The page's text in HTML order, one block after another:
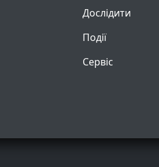
Дослідити
Події
Сервіс